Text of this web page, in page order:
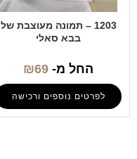
1203 – תמונה מעוצבת של
בבא סאלי
החל מ- ₪69
לפרטים נוספים ורכישה